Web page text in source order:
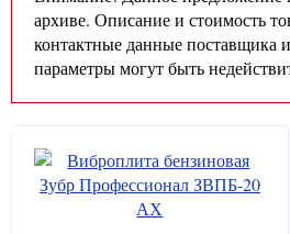
архиве. Описание и стоимость
контактные данные поставщика
параметры могут быть